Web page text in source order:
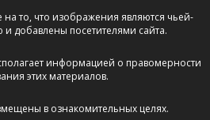
с других сайтов, нам
мнение.
все комментарии
то, что изображения являются чьей-
и добавлены посетителями сайта.
информацией о правомерности
этих материалов.
в ознакомительных целях.